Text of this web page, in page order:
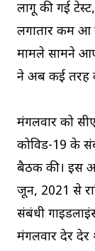
लागू की गई
लगातार कम आ
मामले सामने
ने अब कई तरह
मंगलवार को
कोविड-19 के
बैठक की। इस
जून, 2021 से
संबंधी
मंगलवार देर देर